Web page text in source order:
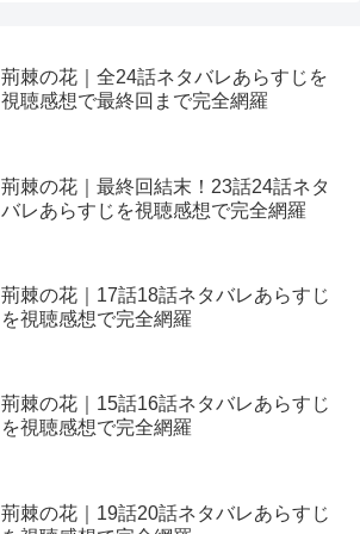
荊棘の花｜全24話ネタバレあらすじを
視聴感想で最終回まで完全網羅
荊棘の花｜最終回結末！23話24話ネタ
バレあらすじを視聴感想で完全網羅
荊棘の花｜17話18話ネタバレあらすじ
を視聴感想で完全網羅
荊棘の花｜15話16話ネタバレあらすじ
を視聴感想で完全網羅
荊棘の花｜19話20話ネタバレあらすじ